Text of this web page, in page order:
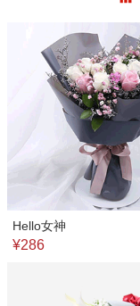
Hello女神
¥286